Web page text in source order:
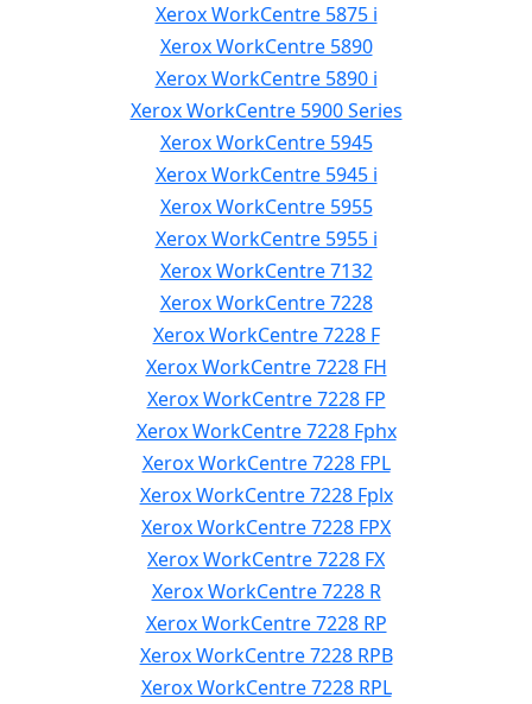
Xerox WorkCentre 5875 i
Xerox WorkCentre 5890
Xerox WorkCentre 5890 i
Xerox WorkCentre 5900 Series
Xerox WorkCentre 5945
Xerox WorkCentre 5945 i
Xerox WorkCentre 5955
Xerox WorkCentre 5955 i
Xerox WorkCentre 7132
Xerox WorkCentre 7228
Xerox WorkCentre 7228 F
Xerox WorkCentre 7228 FH
Xerox WorkCentre 7228 FP
Xerox WorkCentre 7228 Fphx
Xerox WorkCentre 7228 FPL
Xerox WorkCentre 7228 Fplx
Xerox WorkCentre 7228 FPX
Xerox WorkCentre 7228 FX
Xerox WorkCentre 7228 R
Xerox WorkCentre 7228 RP
Xerox WorkCentre 7228 RPB
Xerox WorkCentre 7228 RPL